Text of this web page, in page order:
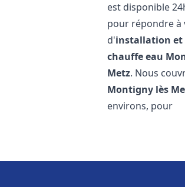
est disponible
pour répondre à
d'installation et
chauffe eau
Metz. Nous
Montigny lès
environs, pour